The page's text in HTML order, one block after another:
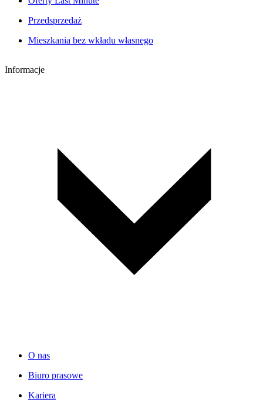
Przedsprzedaż
Mieszkania bez wkładu własnego
Informacje
O nas
Biuro prasowe
Kariera